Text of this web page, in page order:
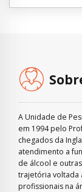
A Unidade de
em 1994 pelo
chegados da
atendimento a
de álcool e
trajetória voltada
profissionais na